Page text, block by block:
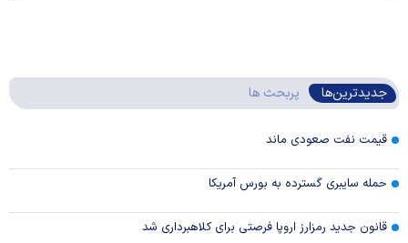
جدیدترین‌ها پربحث ها
قیمت نفت صعودی ماند
حمله سایبری گسترده به بورس آمریکا
قانون جدید رمزارز اروپا فرصتی برای کلاهبرداری شد